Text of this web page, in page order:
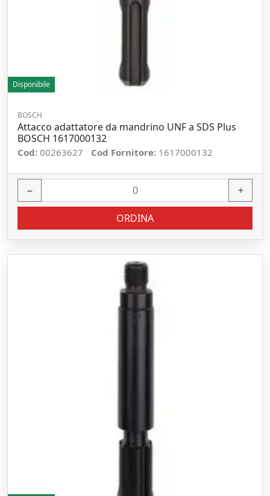
Disponibile
BOSCH
Attacco adattatore da mandrino UNF a SDS Plus
BOSCH 1617000132
Cod: 00263627 Cod Fornitore: 1617000132
− +
ORDINA